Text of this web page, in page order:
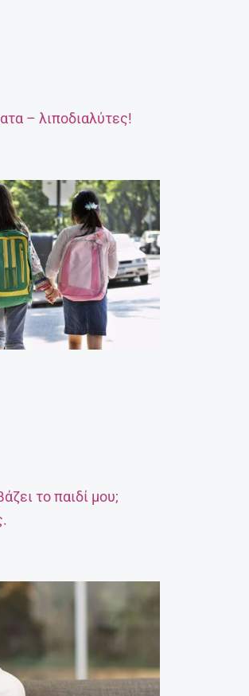
– λιποδιαλύτες!
το παιδί μου;